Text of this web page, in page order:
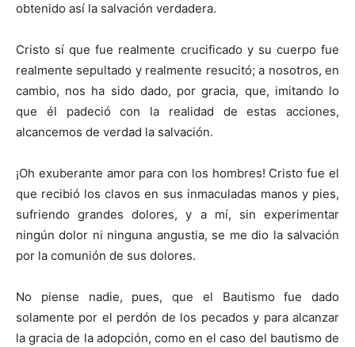
obtenido así la salvación verdadera.
Cristo sí que fue realmente crucificado y su cuerpo fue
realmente sepultado y realmente resucitó; a nosotros, en
cambio, nos ha sido dado, por gracia, que, imitando lo
que él padeció con la realidad de estas acciones,
alcancemos de verdad la salvación.
¡Oh exuberante amor para con los hombres! Cristo fue el
que recibió los clavos en sus inmaculadas manos y pies,
sufriendo grandes dolores, y a mí, sin experimentar
ningún dolor ni ninguna angustia, se me dio la salvación
por la comunión de sus dolores.
No piense nadie, pues, que el Bautismo fue dado
solamente por el perdón de los pecados y para alcanzar
la gracia de la adopción, como en el caso del bautismo de